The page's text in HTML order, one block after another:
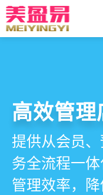
美容美
店务+拓客
美发门店经
高效管理
提供从会员
务全流程一
管理效率，
社交裂变
基于拼团、
网红社交营
键套用，快
小程序商
小程序链接
通线上线下
能社交裂变